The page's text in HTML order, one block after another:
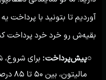
آوردیم تا بتونید با پرداخت
بقیه‌ش رو خرد خرد پرداخت
○پیش‌پرداخت: برای شروع،